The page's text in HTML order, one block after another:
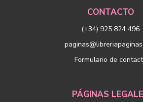
CONTACTO
(+34) 925 824 496
Formulario de
PÁGINAS